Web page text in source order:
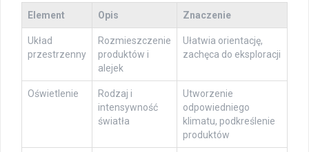
Element Opis Znaczenie
Układ
przestrzenny
Rozmieszczenie
produktów i
alejek
Ułatwia orientację,
zachęca do eksploracji
Oświetlenie
Rodzaj i
intensywność
światła
Utworzenie
odpowiedniego
klimatu, podkreślenie
produktów